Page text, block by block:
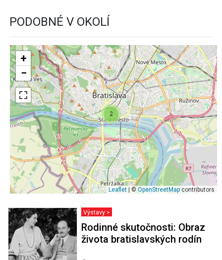
PODOBNÉ V OKOLÍ
2
+
−
Leaflet | © OpenStreetMap contributors
Výstavy >
Rodinné skutočnosti: Obraz
života bratislavských rodín